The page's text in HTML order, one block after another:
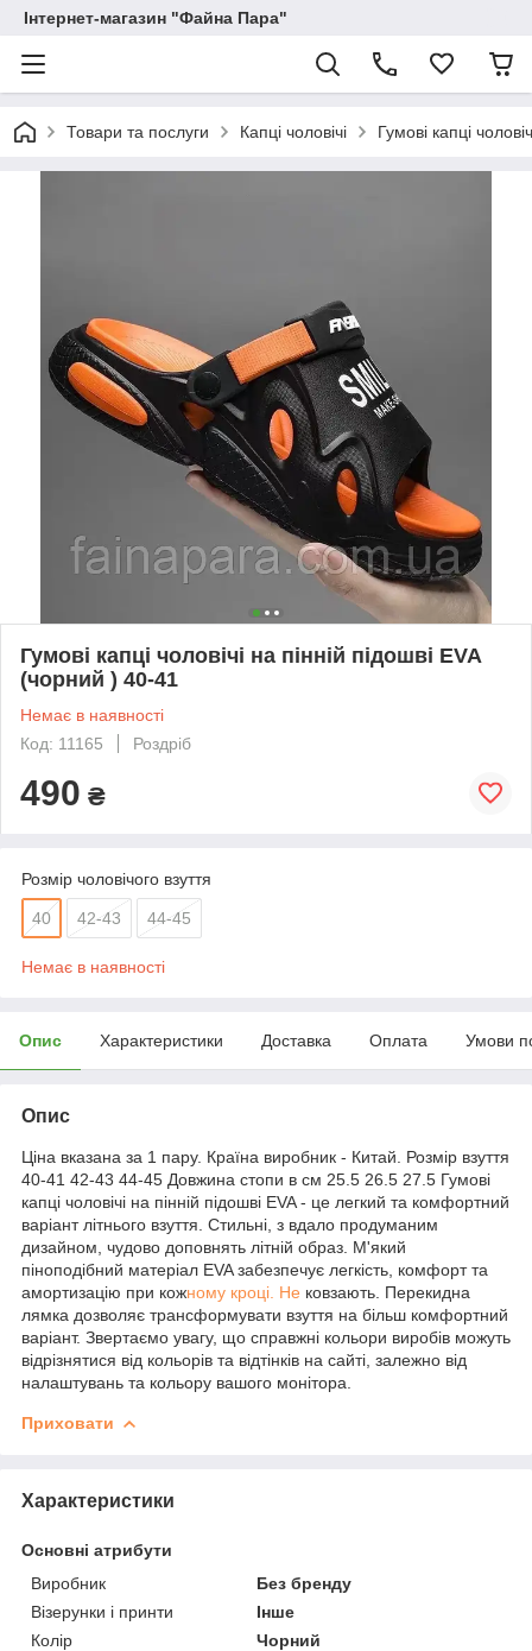
Інтернет-магазин "Файна Пара"
Товари та послуги Капці чоловічі Гумові капці
Гумові капці чоловічі на пінній підошві EVA
(чорний ) 40-41
Немає в наявності
Код: 11165
Роздріб
490 ₴
Розмір чоловічого взуття
40 42-43 44-45
Немає в наявності
Опис Характеристики Доставка Оплата Умови
Опис
Ціна вказана за 1 пару. Країна виробник - Китай. Розмір взуття
40-41 42-43 44-45 Довжина стопи в см 25.5 26.5 27.5 Гумові
капці чоловічі на пінній підошві EVA - це легкий та комфортний
варіант літнього взуття. Стильні, з вдало продуманим
дизайном, чудово доповнять літній образ. М'який
піноподібний матеріал EVA забезпечує легкість, комфорт та
амортизацію при кожному кроці. Не ковзають. Перекидна
лямка дозволяє трансформувати взуття на більш комфортний
варіант. Звертаємо увагу, що справжні кольори виробів можуть
відрізнятися від кольорів та відтінків на сайті, залежно від
налаштувань та кольору вашого монітора.
Приховати
Характеристики
Основні атрибути
Виробник
Без бренду
Візерунки і принти
Інше
Колір
Чорний